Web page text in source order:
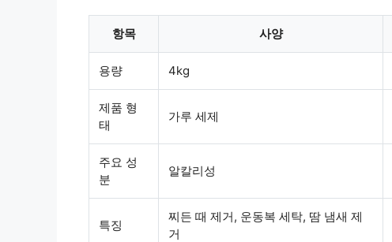
항목 사양
용량 4kg
제품 형
태
가루 세제
주요 성
분
알칼리성
특징
찌든 때 제거, 운동복 세탁, 땀 냄새 제
거